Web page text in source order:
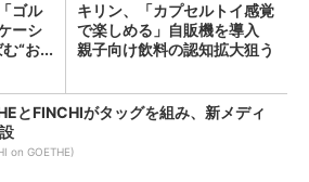
ゴル
ーシ
“お...
キリン、「カプセルトイ感覚
で楽しめる」自販機を導入
親子向け飲料の認知拡大狙う
とFINCHIがタッグを組み、新メディ
on GOETHE)